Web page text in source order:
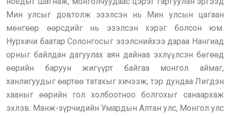
Мин улсыг довтолж эзэлсэн нь Мин улсын цагаан
мөнгөөр өөрсдийг нь эзэлсэн хэрэг болсон юм.
Нурхачи баатар Солонгосыг эзэлснийхээ дараа Нангиад
орныг байлдан дагуулах аян дайнаа эхлүүлсэн бөгөөд
өөрийн баруун жигүүрт байгаа монгол аймаг,
ханлигуудыг өөртөө татахыг хичээж, тэр дундаа Лигдэн
хааныг өөрийн гол холбоотноо болгохыг санаархаж
эхлэв. Манж-зүрчидийн Умардын Алтан улс, Монгол улс